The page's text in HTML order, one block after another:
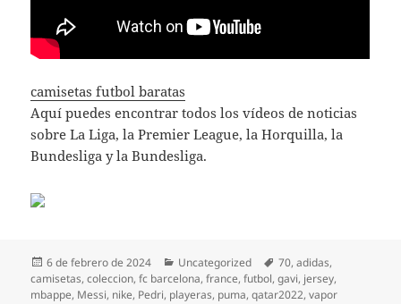
camisetas futbol baratas
Aquí puedes encontrar todos los vídeos de noticias
sobre La Liga, la Premier League, la Horquilla, la
Bundesliga y la Bundesliga.
Publicado
el
6 de febrero de 2024 Categorías
Uncategorized Etiquetas
70,adidas,
camisetas,coleccion,fc barcelona,france,futbol,gavi, jersey,
mbappe, Messi, nike, Pedri, playeras, puma,qatar2022,vapor